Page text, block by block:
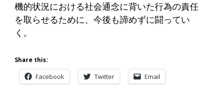
機的状況における社会通念に背いた行為の責任
を取らせるために、今後も諦めずに闘ってい
く。
Share this:
Facebook Twitter Email